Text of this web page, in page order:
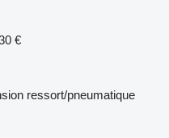
€
ressort/pneumatique